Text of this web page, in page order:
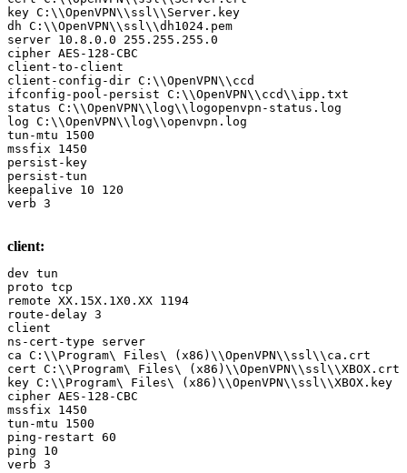
key C:\\OpenVPN\\ssl\\Server.key
dh C:\\OpenVPN\\ssl\\dh1024.pem
server 10.8.0.0 255.255.255.0
cipher AES-128-CBC
client-to-client
client-config-dir C:\\OpenVPN\\ccd
ifconfig-pool-persist C:\\OpenVPN\\ccd\\ipp.txt
status C:\\OpenVPN\\log\\logopenvpn-status.log
log C:\\OpenVPN\\log\\openvpn.log
tun-mtu 1500
mssfix 1450
persist-key
persist-tun
keepalive 10 120
verb 3
client:
dev tun
proto tcp
remote XX.15X.1X0.XX 1194
route-delay 3
client
ns-cert-type server
ca C:\\Program\ Files\ (x86)\\OpenVPN\\ssl\\ca.crt
cert C:\\Program\ Files\ (x86)\\OpenVPN\\ssl\\XBOX.crt
key C:\\Program\ Files\ (x86)\\OpenVPN\\ssl\\XBOX.key
cipher AES-128-CBC
mssfix 1450
tun-mtu 1500
ping-restart 60
ping 10
verb 3